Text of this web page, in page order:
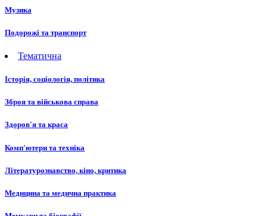
Музика
Подорожі та транспорт
Тематична
Історія, соціологія, політика
Зброя та військова справа
Здоров'я та краса
Комп'ютери та техніка
Літературознавство, кіно, критика
Медицина та медична практика